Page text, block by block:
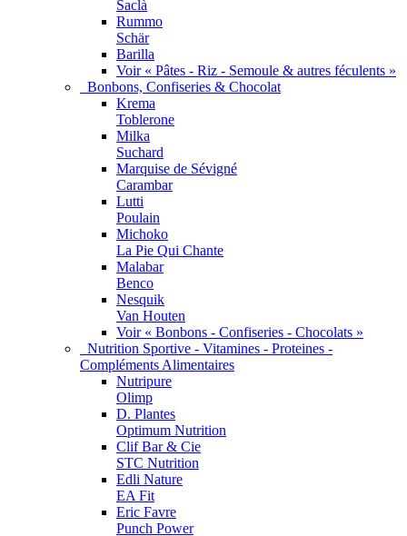
Saclà
Rummo
Schär
Barilla
Voir « Pâtes - Riz - Semoule & autres féculents »
Bonbons, Confiseries & Chocolat
Krema
Toblerone
Milka
Suchard
Marquise de Sévigné
Carambar
Lutti
Poulain
Michoko
La Pie Qui Chante
Malabar
Benco
Nesquik
Van Houten
Voir « Bonbons - Confiseries - Chocolats »
Nutrition Sportive - Vitamines - Proteines -
Compléments Alimentaires
Nutripure
Olimp
D. Plantes
Optimum Nutrition
Clif Bar & Cie
STC Nutrition
Edli Nature
EA Fit
Eric Favre
Punch Power